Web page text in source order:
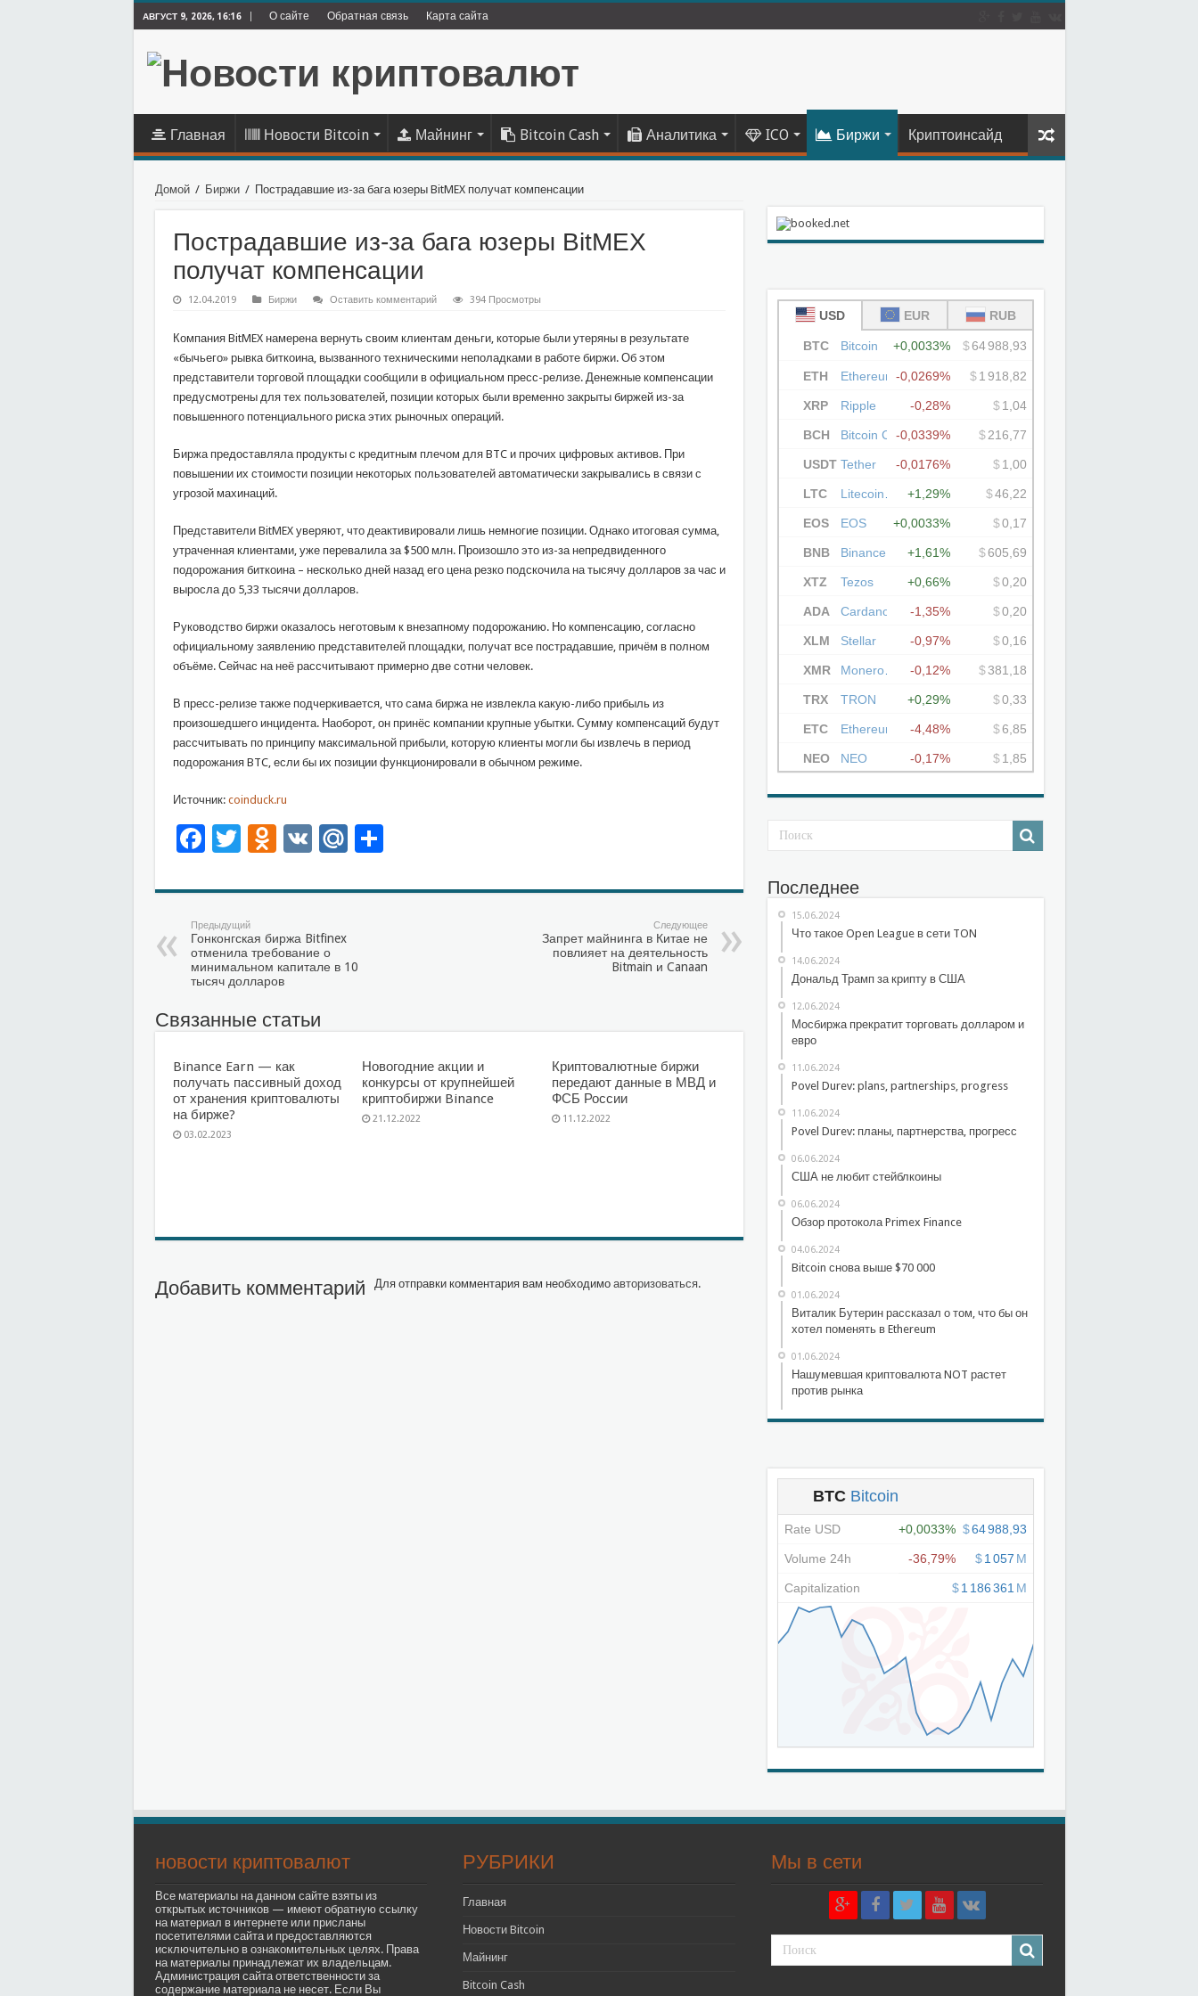
АВГУСТ 9, 2026, 16:16 О сайте Обратная связь Карта сайта
Главная Новости Bitcoin Майнинг Bitcoin Cash Аналитика ICO Биржи Криптоинсайд
Домой / Биржи / Пострадавшие из-за бага юзеры BitMEX получат компенсации
Пострадавшие из-за бага юзеры BitMEX
получат компенсации
12.04.2019 Биржи Оставить комментарий 394 Просмотры
Компания BitMEX намерена вернуть своим клиентам деньги, которые были утеряны в результате
«бычьего» рывка биткоина, вызванного техническими неполадками в работе биржи. Об этом
представители торговой площадки сообщили в официальном пресс-релизе. Денежные компенсации
предусмотрены для тех пользователей, позиции которых были временно закрыты биржей из-за
повышенного потенциального риска этих рыночных операций.
Биржа предоставляла продукты с кредитным плечом для BTC и прочих цифровых активов. При
повышении их стоимости позиции некоторых пользователей автоматически закрывались в связи с
угрозой махинаций.
Представители BitMEX уверяют, что деактивировали лишь немногие позиции. Однако итоговая сумма,
утраченная клиентами, уже перевалила за $500 млн. Произошло это из-за непредвиденного
подорожания биткоина – несколько дней назад его цена резко подскочила на тысячу долларов за час и
выросла до 5,33 тысячи долларов.
Руководство биржи оказалось неготовым к внезапному подорожанию. Но компенсацию, согласно
официальному заявлению представителей площадки, получат все пострадавшие, причём в полном
объёме. Сейчас на неё рассчитывают примерно две сотни человек.
В пресс-релизе также подчеркивается, что сама биржа не извлекла какую-либо прибыль из
произошедшего инцидента. Наоборот, он принёс компании крупные убытки. Сумму компенсаций будут
рассчитывать по принципу максимальной прибыли, которую клиенты могли бы извлечь в период
подорожания BTC, если бы их позиции функционировали в обычном режиме.
Источник:coinduck.ru
Facebook
Twitter
Odnoklassniki
VKMail.Ru
Отправить
Предыдущий
Гонконгская биржа Bitfinex
отменила требование о
минимальном капитале в 10
тысяч долларов
Следующее
Запрет майнинга в Китае не
повлияет на деятельность
Bitmain и Canaan
Связанные статьи
Binance Earn — как
получать пассивный доход
от хранения криптовалюты
на бирже?
03.02.2023
Новогодние акции и
конкурсы от крупнейшей
криптобиржи Binance
21.12.2022
Криптовалютные биржи
передают данные в МВД и
ФСБ России
11.12.2022
Добавить комментарий Для отправки комментария вам необходимо авторизоваться.
Последнее
15.06.2024
Что такое Open League в сети TON
14.06.2024
Дональд Трамп за крипту в США
12.06.2024
Мосбиржа прекратит торговать долларом и
евро
11.06.2024
Povel Durev: plans, partnerships, progress
11.06.2024
Povel Durev: планы, партнерства, прогресс
06.06.2024
США не любит стейблкоины
06.06.2024
Обзор протокола Primex Finance
04.06.2024
Bitcoin снова выше $70 000
01.06.2024
Виталик Бутерин рассказал о том, что бы он
хотел поменять в Ethereum
01.06.2024
Нашумевшая криптовалюта NOT растет
против рынка
новости криптовалют
Все материалы на данном сайте взяты из
открытых источников — имеют обратную ссылку
на материал в интернете или присланы
посетителями сайта и предоставляются
исключительно в ознакомительных целях. Права
на материалы принадлежат их владельцам.
Администрация сайта ответственности за
содержание материала не несет. Если Вы
РУБРИКИ
Главная
Новости Bitcoin
Майнинг
Bitcoin Cash
Мы в сети